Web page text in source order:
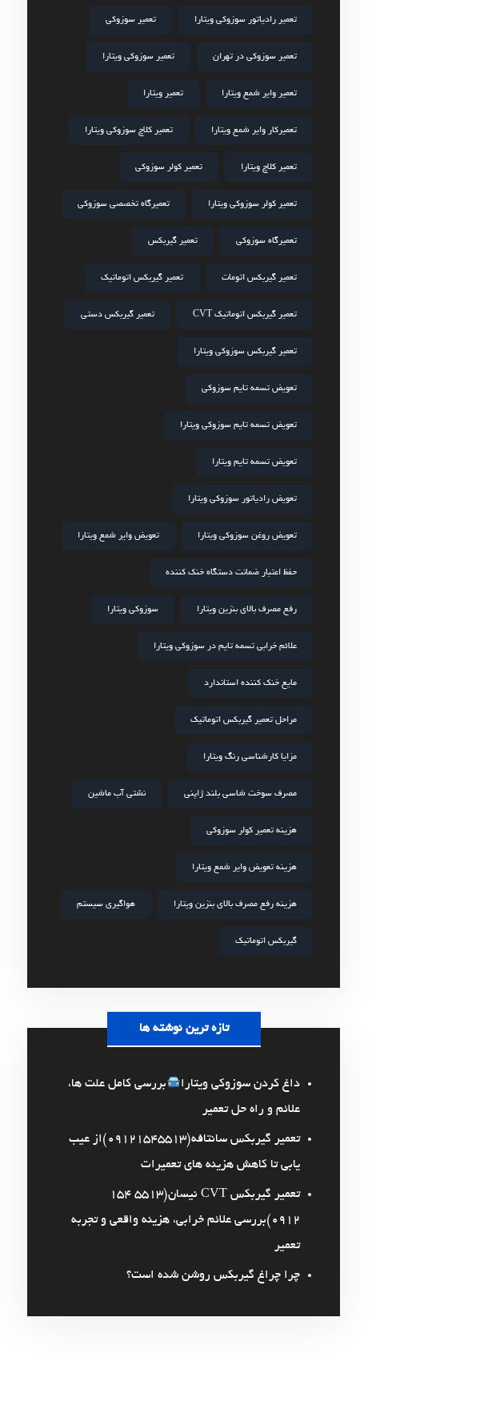
تعمیر رادیاتور سوزوکی ویتارا تعمیر سوزوکی
تعمیر سوزوکی در تهران تعمیر سوزوکی ویتارا
تعمیر وایر شمع ویتارا تعمیر ویتارا
تعمیرکار وایر شمع ویتارا تعمیر کلاچ سوزوکی ویتارا
تعمیر کلاچ ویتارا تعمیر کولر سوزوکی
تعمیر کولر سوزوکی ویتارا تعمیرگاه تخصصی سوزوکی
تعمیرگاه سوزوکی تعمیر گیربکس
تعمیر گیربکس اتومات تعمیر گیربکس اتوماتیک
تعمیر گیربکس اتوماتیک CVT تعمیر گیربکس دستی
تعمیر گیربکس سوزوکی ویتارا
تعویض تسمه تایم سوزوکی
تعویض تسمه تایم سوزوکی ویتارا
تعویض تسمه تایم ویتارا
تعویض رادیاتور سوزوکی ویتارا
تعویض روغن سوزوکی ویتارا تعویض وایر شمع ویتارا
حفظ اعتبار ضمانت دستگاه خنک کننده
رفع مصرف بالای بنزین ویتارا سوزوکی ویتارا
علائم خرابی تسمه تایم در سوزوکی ویتارا
مایع خنک کننده استاندارد
مراحل تعمیر گیربکس اتوماتیک
مزایا کارشناسی رنگ ویتارا
مصرف سوخت شاسی بلند ژاپنی نشتی آب ماشین
هزینه تعمیر کولر سوزوکی
هزینه تعویض وایر شمع ویتارا
هزینه رفع مصرف بالای بنزین ویتارا هواگیری سیستم
گیربکس اتوماتیک
تازه ترین نوشته ها
داغ کردن سوزوکی ویتارا
بررسی کامل علت ها،
علائم و راه حل تعمیر
تعمیر گیربکس سانتافه(09121545513)از عیب
یابی تا کاهش هزینه های تعمیرات
تعمیر گیربکس CVT نیسان(5513 154
0912)بررسی علائم خرابی، هزینه واقعی و تجربه
تعمیر
چرا چراغ گیربکس روشن شده است؟